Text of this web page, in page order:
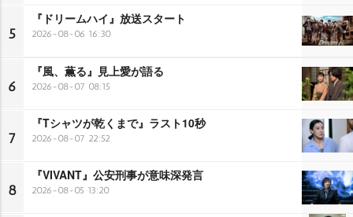
5
『ドリームハイ』放送スタート
2026-08-06 16:30
6
『風、薫る』見上愛が語る
2026-08-07 08:15
7
『Tシャツが乾くまで』ラスト10秒
2026-08-07 22:52
8
『VIVANT』公安刑事が意味深発言
2026-08-05 13:20